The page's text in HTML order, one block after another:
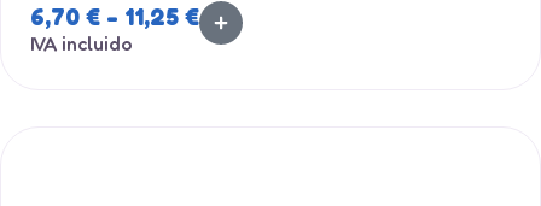
6,70 € - 11,25 €
IVA incluido